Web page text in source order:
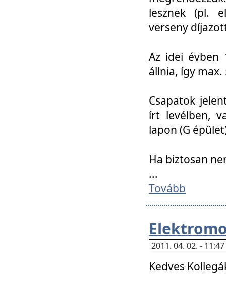
lesznek (pl.
verseny
Az idei évben
állnia, így
Csapatok
írt levélben,
lapon (G
Ha biztosan
...
Tovább
2011. 04. 02. -
Kedves